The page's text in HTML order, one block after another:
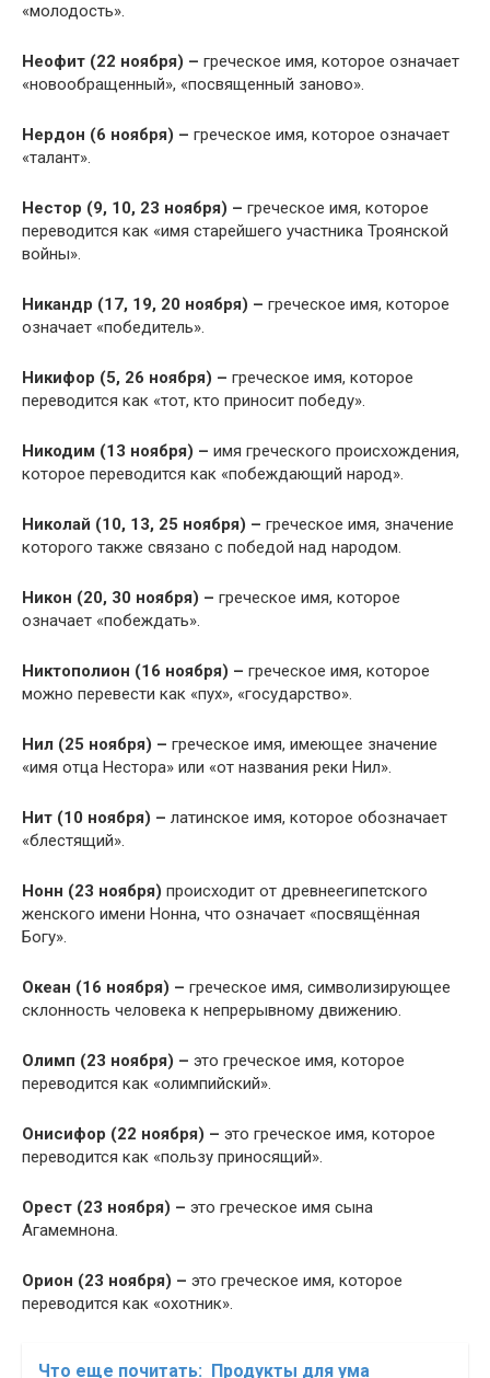
«молодость».
Неофит (22 ноября) – греческое имя, которое означает
«новообращенный», «посвященный заново».
Нердон (6 ноября) – греческое имя, которое означает
«талант».
Нестор (9, 10, 23 ноября) – греческое имя, которое
переводится как «имя старейшего участника Троянской
войны».
Никандр (17, 19, 20 ноября) – греческое имя, которое
означает «победитель».
Никифор (5, 26 ноября) – греческое имя, которое
переводится как «тот, кто приносит победу».
Никодим (13 ноября) – имя греческого происхождения,
которое переводится как «побеждающий народ».
Николай (10, 13, 25 ноября) – греческое имя, значение
которого также связано с победой над народом.
Никон (20, 30 ноября) – греческое имя, которое
означает «побеждать».
Никтополион (16 ноября) – греческое имя, которое
можно перевести как «пух», «государство».
Нил (25 ноября) – греческое имя, имеющее значение
«имя отца Нестора» или «от названия реки Нил».
Нит (10 ноября) – латинское имя, которое обозначает
«блестящий».
Нонн (23 ноября) происходит от древнеегипетского
женского имени Нонна, что означает «посвящённая
Богу».
Океан (16 ноября) – греческое имя, символизирующее
склонность человека к непрерывному движению.
Олимп (23 ноября) – это греческое имя, которое
переводится как «олимпийский».
Онисифор (22 ноября) – это греческое имя, которое
переводится как «пользу приносящий».
Орест (23 ноября) – это греческое имя сына
Агамемнона.
Орион (23 ноября) – это греческое имя, которое
переводится как «охотник».
Что еще почитать: Продукты для ума